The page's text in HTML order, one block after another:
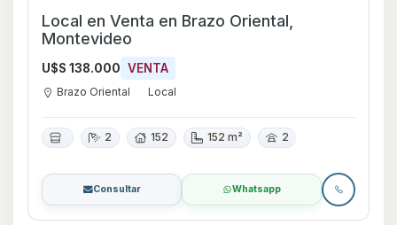
Local en Venta en Brazo Oriental,
Montevideo
U$S 138.000 VENTA
Brazo Oriental Local
2 152 152 m² 2
Consultar Whatsapp